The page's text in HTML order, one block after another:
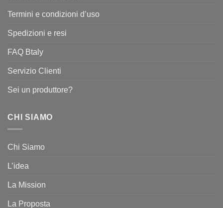
Termini e condizioni d’uso
Spedizioni e resi
FAQ Btaly
Servizio Clienti
Sei un produttore?
CHI SIAMO
Chi Siamo
L’idea
La Mission
La Proposta